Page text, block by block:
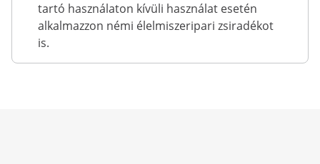
tartó használaton kívüli használat esetén
alkalmazzon némi élelmiszeripari zsiradékot
is.